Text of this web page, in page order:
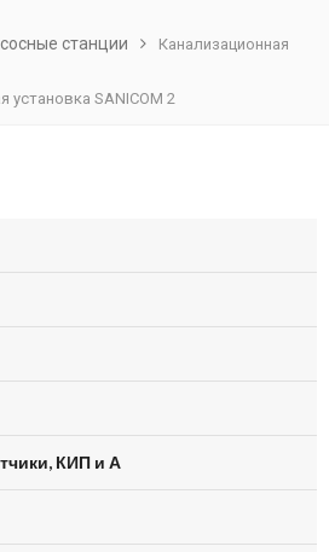
станции Канализационная
установка SANICOM 2
КИП и А